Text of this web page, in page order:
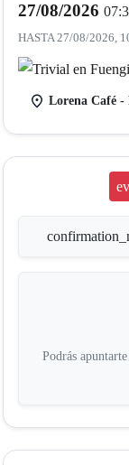
27/08/2026
HASTA27/08/2026,
Lorena Café -
Podrás